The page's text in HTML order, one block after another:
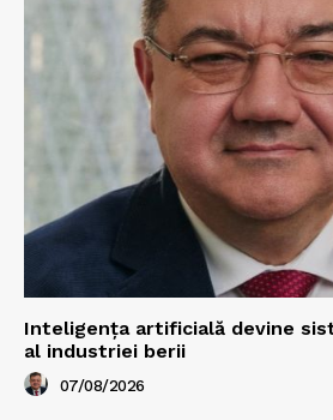
Inteligența artificială devine
al industriei berii
07/08/2026